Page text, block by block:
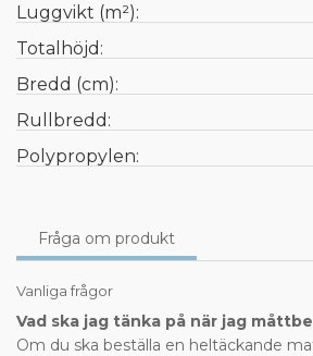
Luggvikt (m²):
Totalhöjd:
Bredd (cm):
Rullbredd:
Polypropylen:
Fråga om produkt
Vanliga frågor
Vad ska jag tänka på när jag
Om du ska beställa en heltäckande